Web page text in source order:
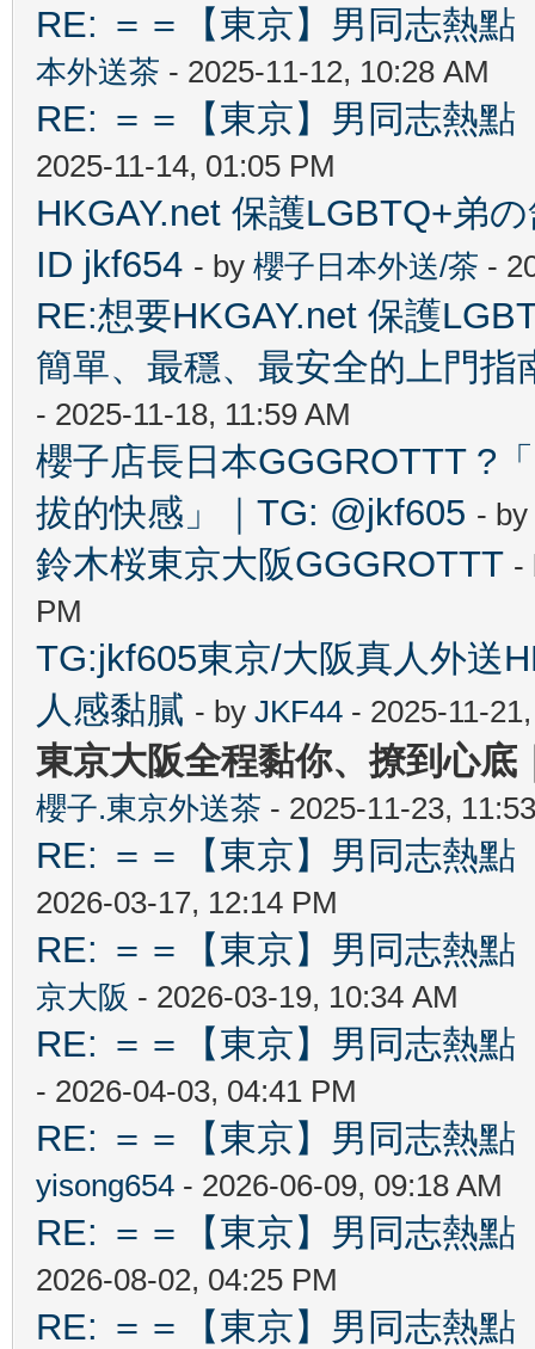
RE: ＝＝【東京】男同志熱
本外送茶 - 2025-11-12, 10:28 AM
RE: ＝＝【東京】男同志熱
2025-11-14, 01:05 PM
HKGAY.net 保護LGBTQ+弟
ID jkf654 - by 櫻子日本外送/茶 -
RE:想要HKGAY.net 保護
簡單、最穩、最安全的上門指
- 2025-11-18, 11:59 AM
櫻子店長日本GGGROTTT ?
拔的快感」｜TG: @jkf605 - by
鈴木桜東京大阪GGGROTTT -
PM
TG:jkf605東京/大阪真人外送
人感黏膩 - by JKF44 - 2025-11-
東京大阪全程黏你、撩到心
櫻子.東京外送茶 - 2025-11-23,
RE: ＝＝【東京】男同志熱
2026-03-17, 12:14 PM
RE: ＝＝【東京】男同志熱
京大阪 - 2026-03-19, 10:34 AM
RE: ＝＝【東京】男同志熱
- 2026-04-03, 04:41 PM
RE: ＝＝【東京】男同志熱
yisong654 - 2026-06-09, 09:18 AM
RE: ＝＝【東京】男同志熱
2026-08-02, 04:25 PM
RE: ＝＝【東京】男同志熱